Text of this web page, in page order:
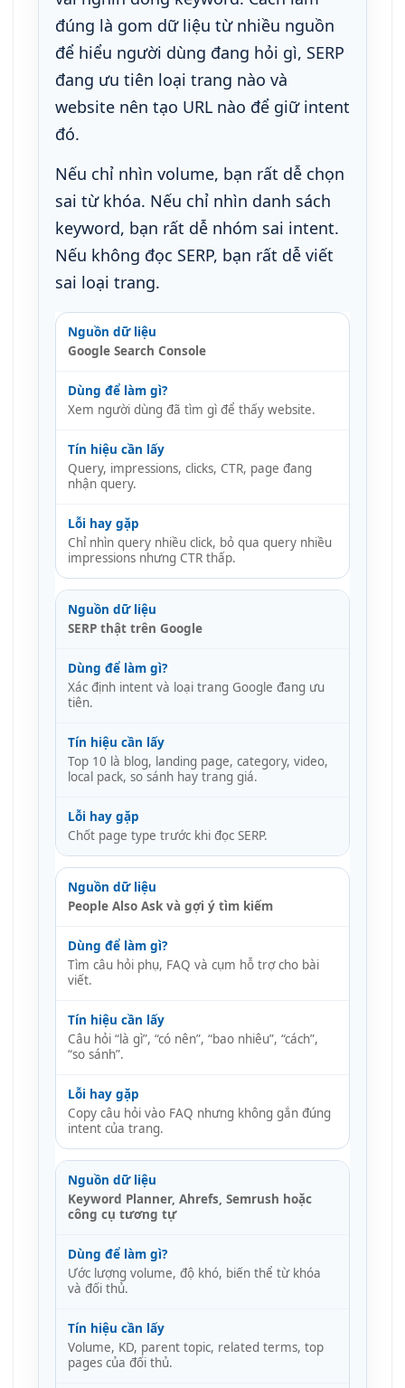
đúng là gom dữ liệu từ nhiều nguồn
để hiểu người dùng đang hỏi gì, SERP
đang ưu tiên loại trang nào và
website nên tạo URL nào để giữ intent
đó.
Nếu chỉ nhìn volume, bạn rất dễ chọn
sai từ khóa. Nếu chỉ nhìn danh sách
keyword, bạn rất dễ nhóm sai intent.
Nếu không đọc SERP, bạn rất dễ viết
sai loại trang.
Google Search Console
Xem người dùng đã tìm gì để thấy website.
Query, impressions, clicks, CTR, page đang
nhận query.
Chỉ nhìn query nhiều click, bỏ qua query nhiều
impressions nhưng CTR thấp.
SERP thật trên Google
Xác định intent và loại trang Google đang ưu
tiên.
Top 10 là blog, landing page, category, video,
local pack, so sánh hay trang giá.
Chốt page type trước khi đọc SERP.
People Also Ask và gợi ý tìm kiếm
Tìm câu hỏi phụ, FAQ và cụm hỗ trợ cho bài
viết.
Câu hỏi “là gì”, “có nên”, “bao nhiêu”, “cách”,
“so sánh”.
Copy câu hỏi vào FAQ nhưng không gắn đúng
intent của trang.
Keyword Planner, Ahrefs, Semrush hoặc
công cụ tương tự
Ước lượng volume, độ khó, biến thể từ khóa
và đối thủ.
Volume, KD, parent topic, related terms, top
pages của đối thủ.